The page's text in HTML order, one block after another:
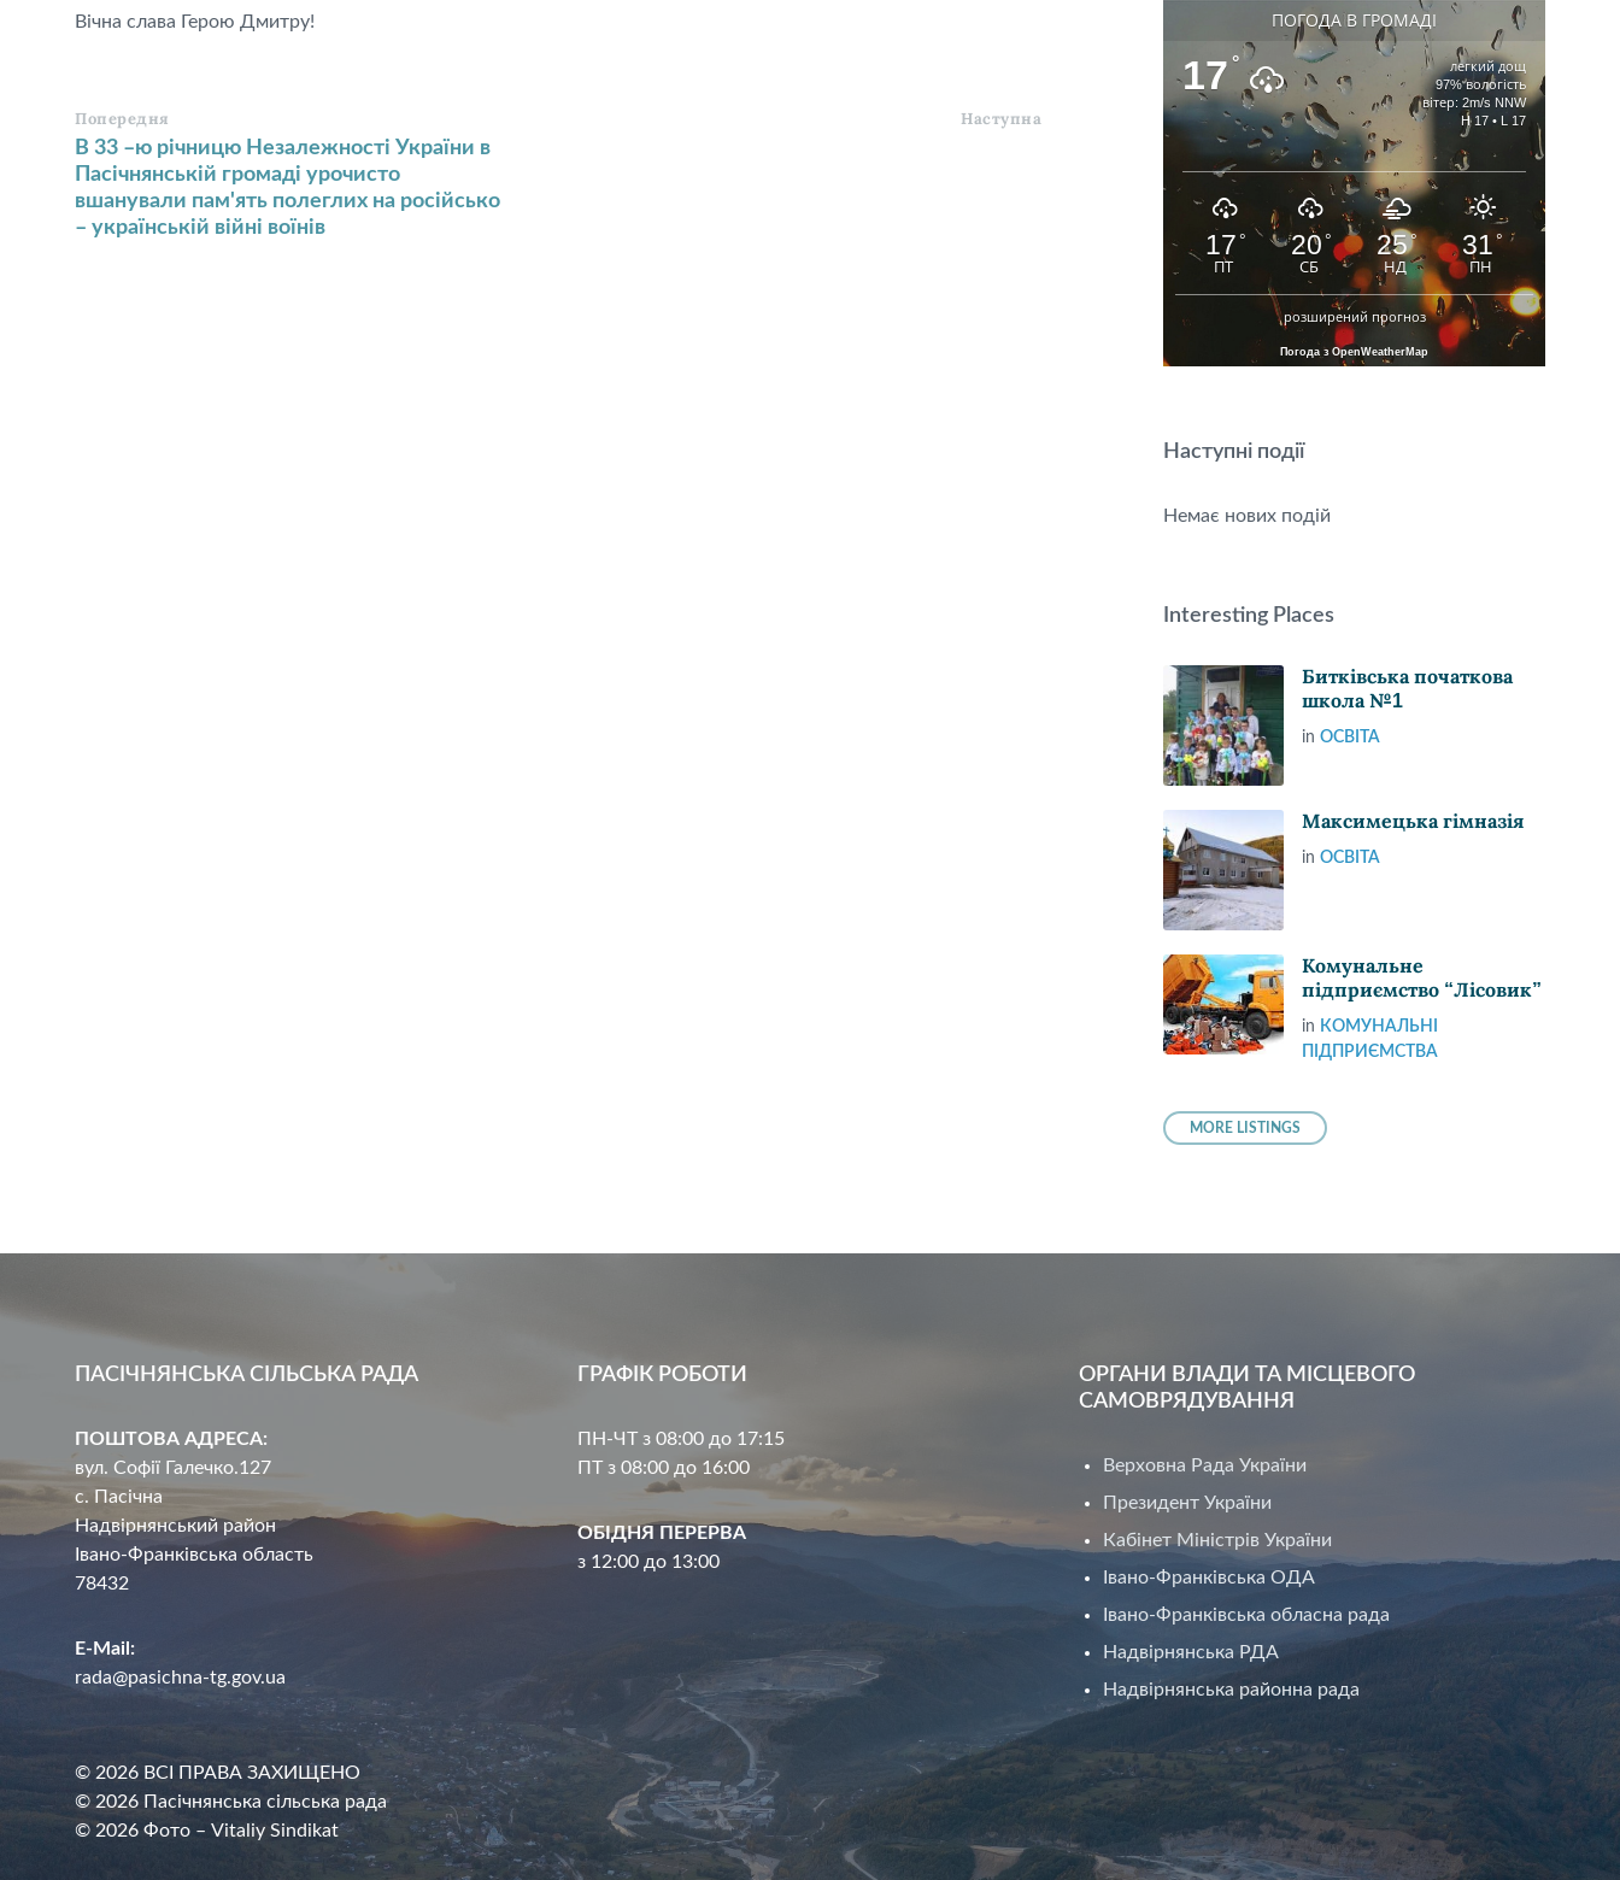
Вічна слава Герою Дмитру!
Попередня
В 33 –ю річницю Незалежності України в
Пасічнянській громаді урочисто
вшанували пам'ять полеглих на російсько
– українській війні воїнів
Наступна
ПОГОДА В ГРОМАДІ
17 °
легкий дощ
97% вологість
вітер: 2m/s NNW
H 17 • L 17
17 °
ПТ
20 °
СБ
25°
НД
31°
ПН
розширений прогноз
Погода з OpenWeatherMap
Наступні події
Немає нових подій
Interesting Places
Битківська початкова
школа №1
inОСВІТА
Максимецька гімназія
inОСВІТА
Комунальне
підприємство “Лісовик”
in КОМУНАЛЬНІ
ПІДПРИЄМСТВА
MORE LISTINGS
ПАСІЧНЯНСЬКА СІЛЬСЬКА РАДА
ПОШТОВА АДРЕСА:
вул. Софії Галечко.127
с. Пасічна
Надвірнянський район
Івано-Франківська область
78432
E-Mail:
rada@pasichna-tg.gov.ua
ГРАФІК РОБОТИ
ПН-ЧТ з 08:00 до 17:15
ПТ з 08:00 до 16:00
ОБІДНЯ ПЕРЕРВА
з 12:00 до 13:00
ОРГАНИ ВЛАДИ ТА МІСЦЕВОГО
САМОВРЯДУВАННЯ
Верховна Рада України
Президент України
Кабінет Міністрів України
Івано-Франківська ОДА
Івано-Франківська обласна рада
Надвірнянська РДА
Надвірнянська районна рада
© 2026 ВСІ ПРАВА ЗАХИЩЕНО
© 2026 Пасічнянська сільська рада
© 2026 Фото – Vitaliy Sindikat